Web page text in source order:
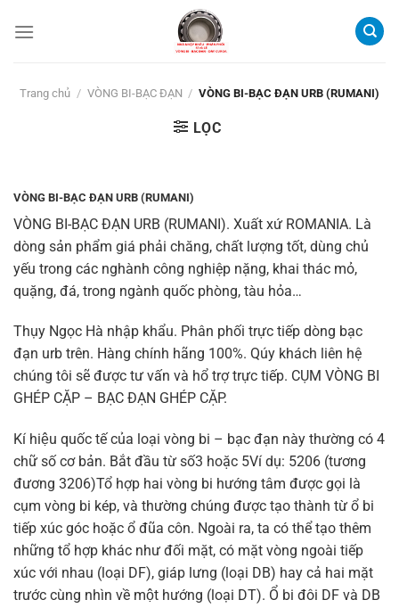
qua
Trang chủ / VÒNG BI-BẠC ĐẠN / VÒNG BI-BẠC ĐẠN URB (RUMANI)
LỌC
VÒNG BI-BẠC ĐẠN URB (RUMANI)
VÒNG BI-BẠC ĐẠN URB (RUMANI). Xuất xứ ROMANIA. Là
dòng sản phẩm giá phải chăng, chất lượng tốt, dùng chủ
yếu trong các nghành công nghiệp nặng, khai thác mỏ,
quặng, đá, trong ngành quốc phòng, tàu hỏa…
Thụy Ngọc Hà nhập khẩu. Phân phối trực tiếp dòng bạc
đạn urb trên. Hàng chính hãng 100%. Qúy khách liên hệ
chúng tôi sẽ được tư vấn và hổ trợ trực tiếp. CỤM VÒNG BI
GHÉP CẶP – BẠC ĐẠN GHÉP CẶP.
Kí hiệu quốc tế của loại vòng bi – bạc đạn này thường có 4
chữ số cơ bản. Bắt đầu từ số3 hoặc 5Ví dụ: 5206 (tương
đương 3206)Tổ hợp hai vòng bi hướng tâm được gọi là
cụm vòng bi kép, và thường chúng được tạo thành từ ổ bi
tiếp xúc góc hoặc ổ đũa côn. Ngoài ra, ta có thể tạo thêm
những tổ hợp khác như đối mặt, có mặt vòng ngoài tiếp
xúc với nhau (loại DF), giáp lưng (loại DB) hay cả hai mặt
trước cùng nhìn về một hướng (loại DT). Ổ bi đôi DF và DB